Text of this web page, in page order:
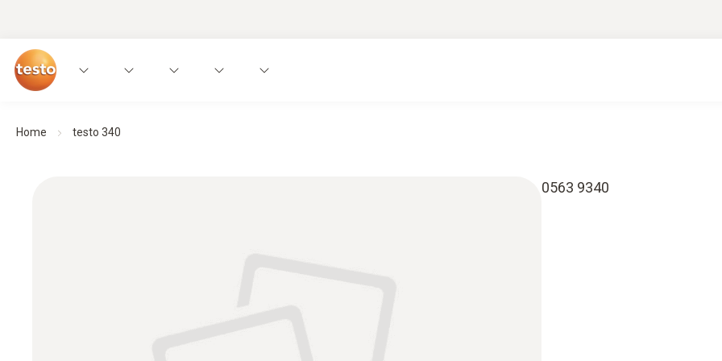
Home testo 340
0563 9340